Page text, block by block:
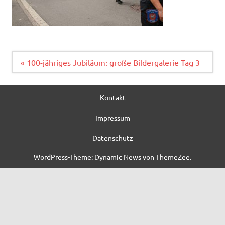
Beitragsnavigation
« 100-jähriges Jubiläum: große Bildergalerie Tag 3
Kontakt
Impressum
Datenschutz
WordPress-Theme: Dynamic News von ThemeZee.